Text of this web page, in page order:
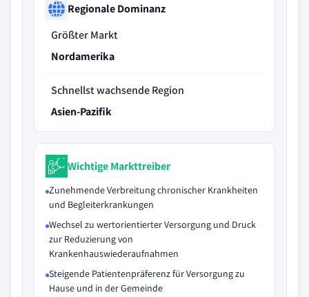
Regionale Dominanz
Größter Markt
Nordamerika
Schnellst wachsende Region
Asien-Pazifik
Wichtige Markttreiber
Zunehmende Verbreitung chronischer Krankheiten
und Begleiterkrankungen
Wechsel zu wertorientierter Versorgung und Druck
zur Reduzierung von
Krankenhauswiederaufnahmen
Steigende Patientenpräferenz für Versorgung zu
Hause und in der Gemeinde